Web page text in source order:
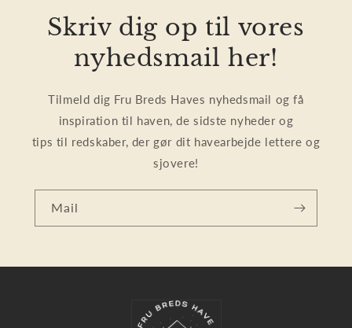
Skriv dig op til vores
nyhedsmail her!
Tilmeld dig Fru Breds Haves nyhedsmail og få
inspiration til haven, de sidste nyheder og
tips til redskaber, der gør dit havearbejde lettere og
sjovere!
Mail